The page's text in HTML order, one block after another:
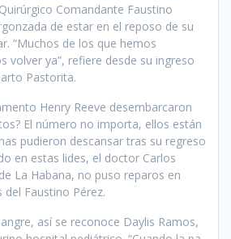
Coman­dante Faustino
de estar en el reposo de su
“Mu­chos de los que hemos
volver ya”, refiere desde su ingreso
Pastorita.
Henry Reeve desembarcaron
El número no importa, ellos están
pudieron descansar tras su regreso
en estas lides, el doctor Carlos
La Habana, no puso reparos en
del Faustino Pérez.
así se reconoce Daylis Ramos,